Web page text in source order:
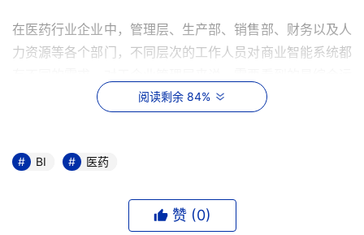
在医药行业企业中，管理层、生产部、销售部、财务以及人
力资源等各个部门，不同层次的工作人员对商业智能系统都
营分析报表，其中包括资产负债、利润、现金流量分析表、
要有存货分析、单位生产成本分析、质量分析、供应商分析
对这些报表进行深入钻取分析；财务部则要求知道产品的应
阅读剩余 84%
BI 医药
赞 (0)